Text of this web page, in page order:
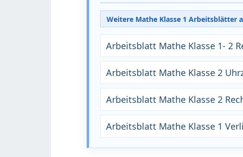
Weitere Mathe Klasse 1 Arbeitsblätter
Arbeitsblatt Mathe Klasse 1- 2
Arbeitsblatt Mathe Klasse 2
Arbeitsblatt Mathe Klasse 2
Arbeitsblatt Mathe Klasse 1